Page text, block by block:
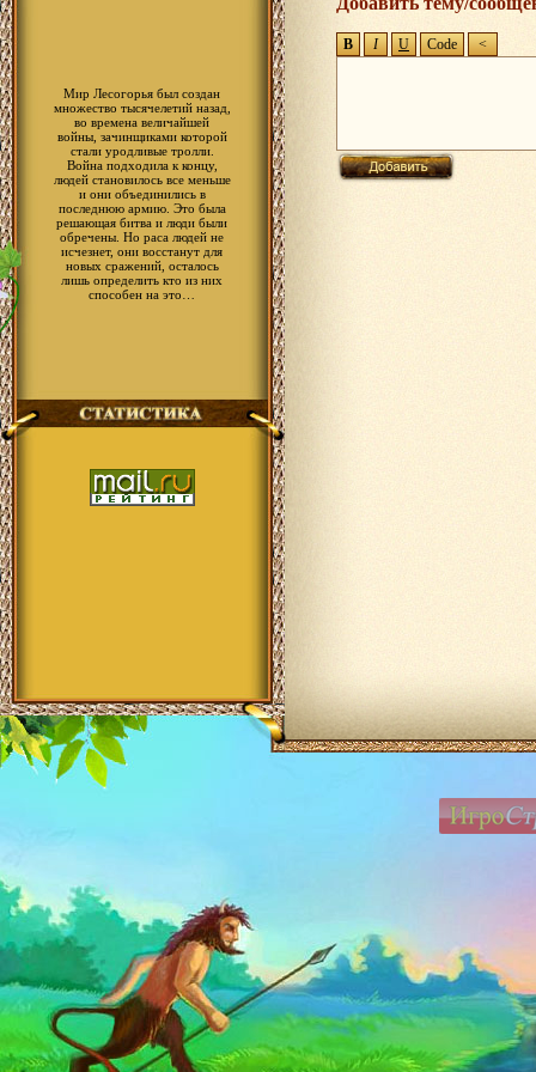
Мир Лесогорья был создан
множество тысячелетий назад,
во времена величайшей
войны, зачинщиками которой
стали уродливые тролли.
Война подходила к концу,
людей становилось все меньше
и они объединились в
последнюю армию. Это была
решающая битва и люди были
обречены. Но раса людей не
исчезнет, они восстанут для
новых сражений, осталось
лишь определить кто из них
способен на это…
system Священник Норд выдал
17.04.2010 14:54
system Священник Норд выдал